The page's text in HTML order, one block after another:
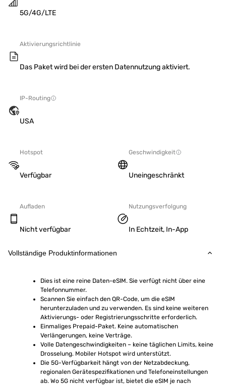
5G/4G/LTE
Aktivierungsrichtlinie
Das Paket wird bei der ersten Datennutzung aktiviert.
IP-Routing
USA
Hotspot
Verfügbar
Geschwindigkeit
Uneingeschränkt
Aufladen
Nicht verfügbar
Nutzungsverfolgung
In Echtzeit, In-App
Vollständige Produktinformationen
Dies ist eine reine Daten-eSIM. Sie verfügt nicht über eine
Telefonnummer.
Scannen Sie einfach den QR-Code, um die eSIM
herunterzuladen und zu verwenden. Es sind keine weiteren
Aktivierungs- oder Registrierungsschritte erforderlich.
Einmaliges Prepaid-Paket. Keine automatischen
Verlängerungen, keine Verträge.
Volle Datengeschwindigkeiten – keine täglichen Limits, keine
Drosselung. Mobiler Hotspot wird unterstützt.
Die 5G-Verfügbarkeit hängt von der Netzabdeckung,
regionalen Gerätespezifikationen und Telefoneinstellungen
ab. Wo 5G nicht verfügbar ist, bietet die eSIM je nach